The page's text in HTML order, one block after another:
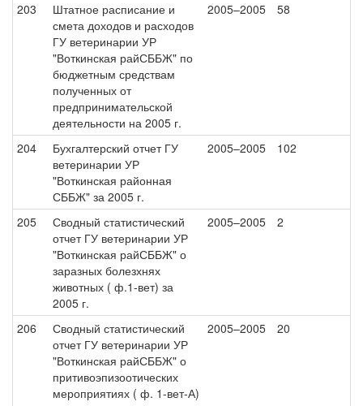
203
Штатное расписание и
смета доходов и расходов
ГУ ветеринарии УР
"Воткинская райСББЖ" по
бюджетным средствам
полученных от
предпринимательской
деятельности на 2005 г.
2005–2005 58
204
Бухгалтерский отчет ГУ
ветеринарии УР
"Воткинская районная
СББЖ" за 2005 г.
2005–2005 102
205
Сводный статистический
отчет ГУ ветеринарии УР
"Воткинская райСББЖ" о
заразных болезхнях
животных ( ф.1-вет) за
2005 г.
2005–2005 2
206
Сводный статистический
отчет ГУ ветеринарии УР
"Воткинская райСББЖ" о
притивоэпизоотических
мероприятиях ( ф. 1-вет-А)
2005–2005 20